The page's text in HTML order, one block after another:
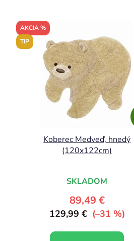
AKCIA %
TIP
Koberec Medveď, hnedý
(120x122cm)
SKLADOM
89,49 €
129,99 € (–31 %)